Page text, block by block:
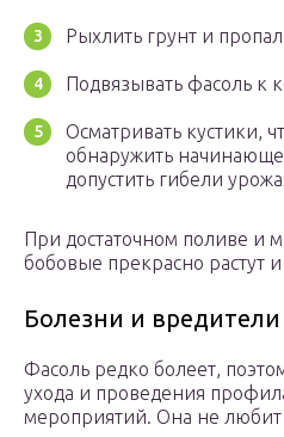
Рыхлить грунт и
Подвязывать фасоль к
Осматривать кустики,
обнаружить
допустить гибели
При достаточном поливе и
бобовые прекрасно растут
Болезни и вредители
Фасоль редко болеет,
ухода и проведения
мероприятий. Она не